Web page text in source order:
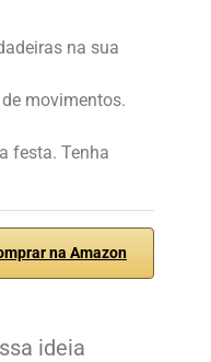
na sua
movimentos.
festa. Tenha
na Amazon
ideia